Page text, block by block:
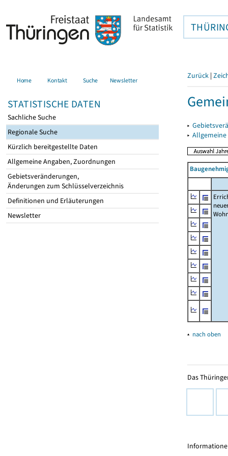
Home Kontakt Suche Newsletter
STATISTISCHE DATEN
Sachliche Suche
Regionale Suche
Kürzlich bereitgestellte Daten
Allgemeine Angaben, Zuordnungen
Gebietsveränderungen,
Änderungen zum Schlüsselverzeichnis
Definitionen und Erläuterungen
Newsletter
Zurück |
▸
▸
▴ nach oben
Das